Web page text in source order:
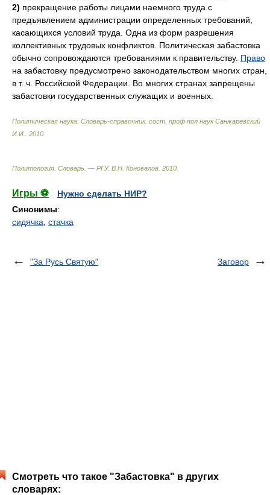
2) прекращение работы лицами наемного труда с
предъявлением администрации определенных требований,
касающихся условий труда. Одна из форм разрешения
коллективных трудовых конфликтов. Политическая забастовка
обычно сопровождаются требованиями к правительству. Право
на забастовку предусмотрено законодательством многих стран,
в т. ч. Российской Федерации. Во многих странах запрещены
забастовки государственных служащих и военных.
Политическая наука: Словарь-справочник. сост. проф пол наук Санжаревский
И.И.
2010
Политология. Словарь. — РГУ. В.Н. Коновалов 2010
Игры ⚽
Нужно сделать НИР?
Синонимы:
сидячка стачка
"За Русь Святую" Заговор
Смотреть что такое "Забастовка" в других
словарях: